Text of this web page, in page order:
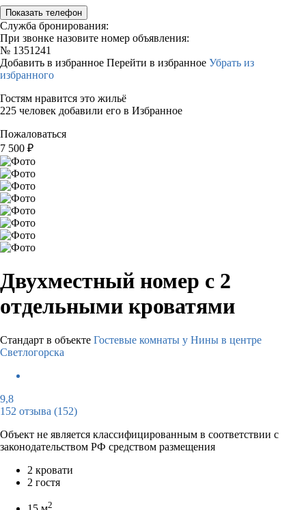
Показать телефон
Служба бронирования:
При звонке назовите номер объявления:
№ 1351241
Добавить в избранное Перейти в избранное Убрать из
избранного
Гостям нравится это жильё
225 человек добавили его в Избранное
Пожаловаться
7 500 ₽
Двухместный номер с 2
отдельными кроватями
Стандарт в объекте Гостевые комнаты у Нины в центре
Светлогорска
9,8
152 отзыва (152)
Объект не является классифицированным в соответствии с
законодательством РФ средством размещения
2 кровати
2 гостя
2